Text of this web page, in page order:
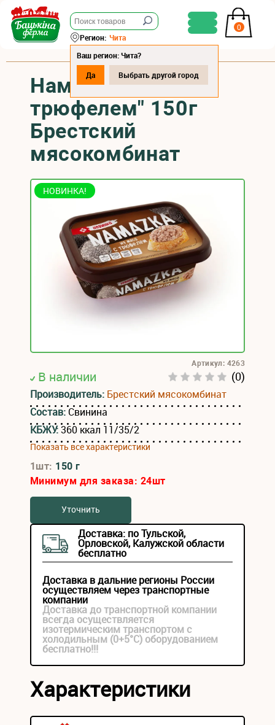
0
Регион: Чита
Ваш регион: Чита?
Да
Выбрать другой город
Намазка "С
трюфелем" 150г
Брестский
мясокомбинат
НОВИНКА!
В наличии (0)
Артикул: 4263
Производитель: Брестский мясокомбинат
Состав: Свинина
КБЖУ:360 ккал 11/35/2
Показать все характеристики
1шт: 150 г
Минимум для заказа: 24шт
Уточнить
Доставка: по Тульской,
Орловской, Калужской области
бесплатно
Доставка в дальние регионы России
осуществляем через транспортные
компании
Доставка до транспортной компании
всегда осуществляется
изотермическим транспортом с
холодильным (0+5°С) оборудованием
бесплатно!!!
Характеристики